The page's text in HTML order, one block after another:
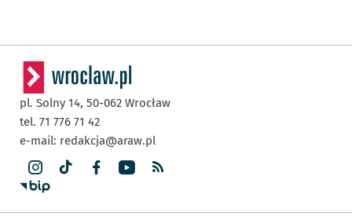
pl. Solny 14, 50-062 Wrocław
tel. 71 776 71 42
e-mail: redakcja@araw.pl